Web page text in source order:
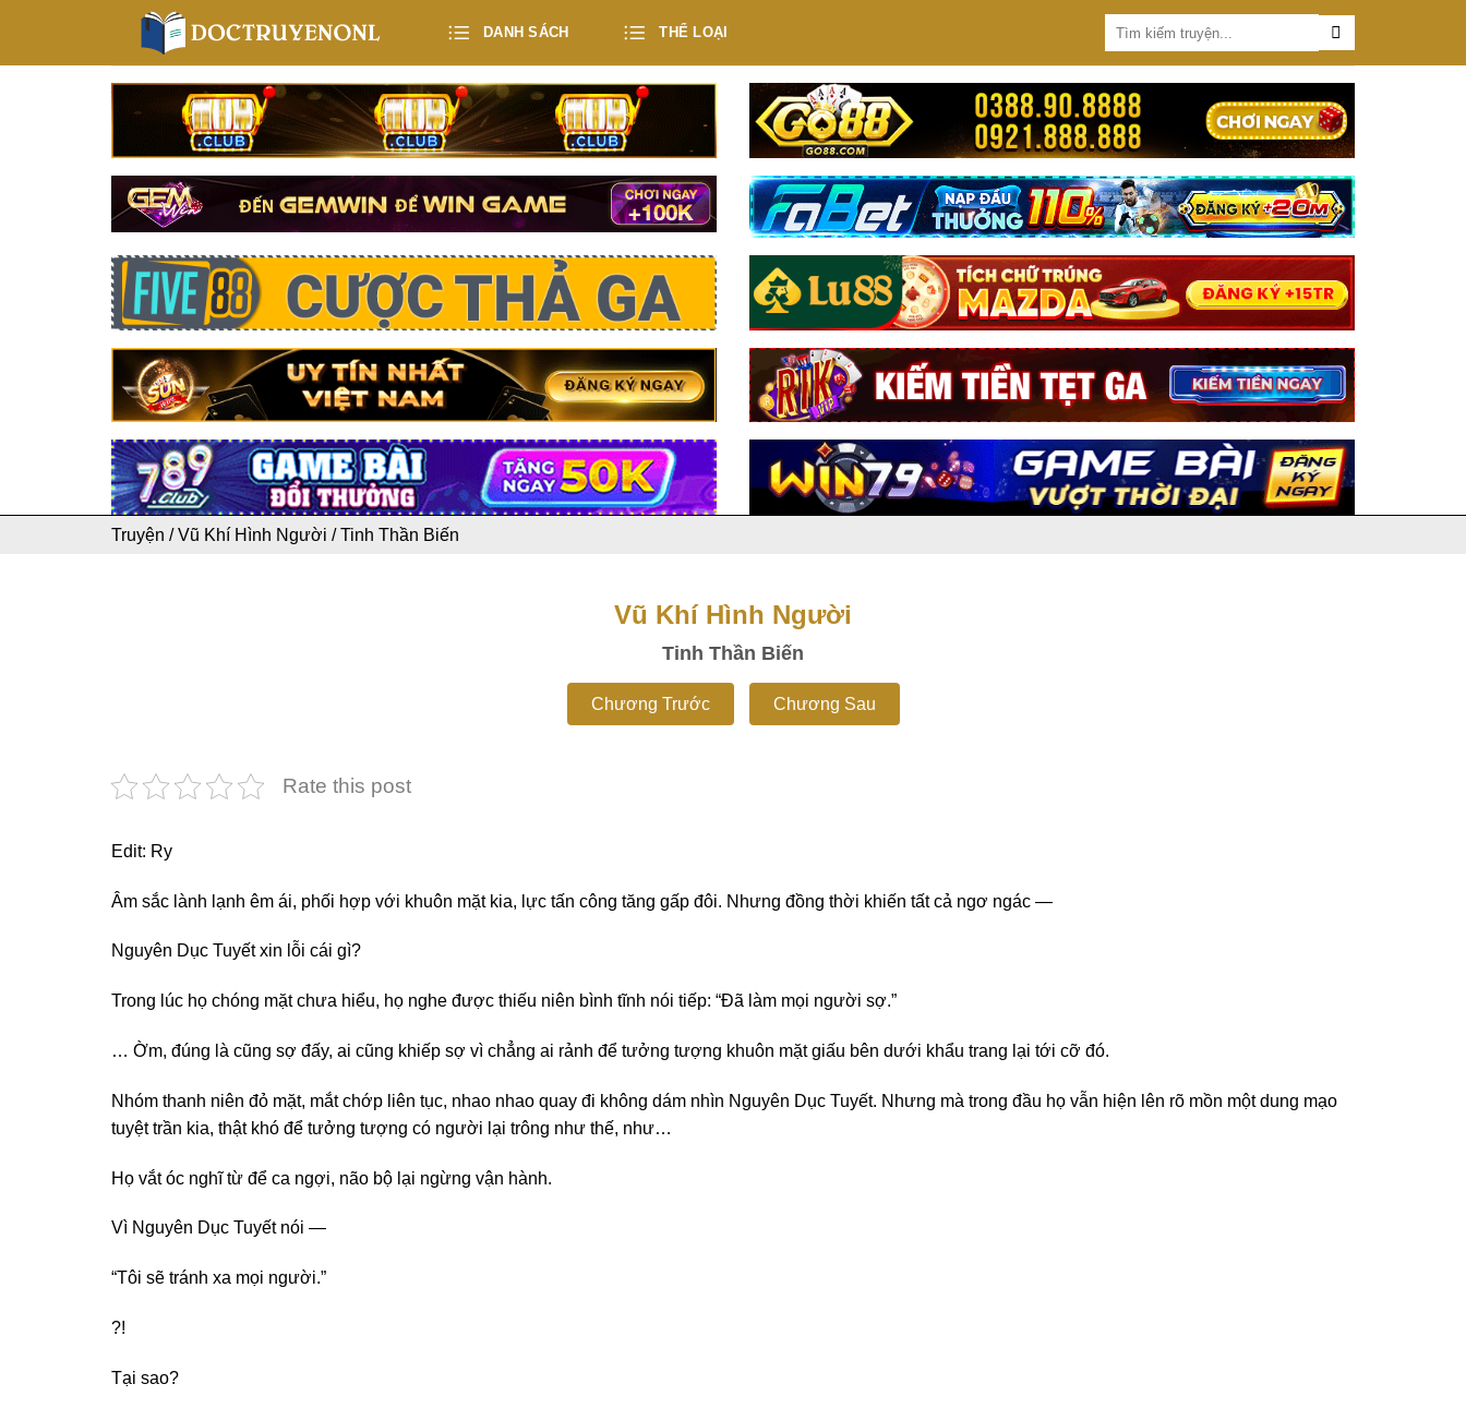
DANH SÁCH THỂ LOẠI
Truyện /Vũ Khí Hình Người /Tinh Thần Biến
Vũ Khí Hình Người
Tinh Thần Biến
Chương Trước Chương Sau
Rate this post
Edit: Ry
Âm sắc lành lạnh êm ái, phối hợp với khuôn mặt kia, lực tấn công tăng gấp đôi. Nhưng đồng thời khiến tất cả ngơ ngác —
Nguyên Dục Tuyết xin lỗi cái gì?
Trong lúc họ chóng mặt chưa hiểu, họ nghe được thiếu niên bình tĩnh nói tiếp: “Đã làm mọi người sợ.”
… Ờm, đúng là cũng sợ đấy, ai cũng khiếp sợ vì chẳng ai rảnh để tưởng tượng khuôn mặt giấu bên dưới khẩu trang lại tới cỡ đó.
Nhóm thanh niên đỏ mặt, mắt chớp liên tục, nhao nhao quay đi không dám nhìn Nguyên Dục Tuyết. Nhưng mà trong đầu họ vẫn hiện lên rõ mồn một dung mạo
tuyệt trần kia, thật khó để tưởng tượng có người lại trông như thế, như…
Họ vắt óc nghĩ từ để ca ngợi, não bộ lại ngừng vận hành.
Vì Nguyên Dục Tuyết nói —
“Tôi sẽ tránh xa mọi người.”
?!
Tại sao?